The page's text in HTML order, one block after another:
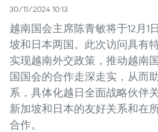
30/11/2024 10:13
越南国会主席陈青敏将于12月1
坡和日本两国。此次访问具有
实现越南外交政策，推动越南
国国会的合作走深走实，从而
系，具体化越日全面战略伙伴
新加坡和日本的友好关系和在
合作。